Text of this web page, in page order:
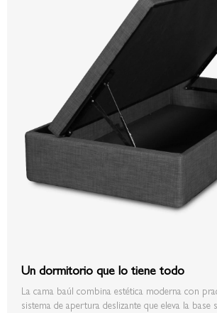
Un dormitorio que lo tiene todo
La cama baúl combina estética moderna con
sistema de apertura deslizante que eleva la base